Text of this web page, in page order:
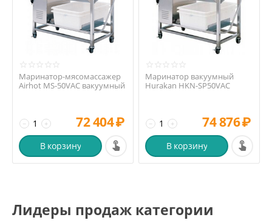
Маринатор-мясомассажер
Airhot MS-50VAC вакуумный
+
− 72 404₽
В корзину
Маринатор вакуумный
Hurakan HKN-SP50VAC
+
− 74 876₽
В корзину
Лидеры продаж категории